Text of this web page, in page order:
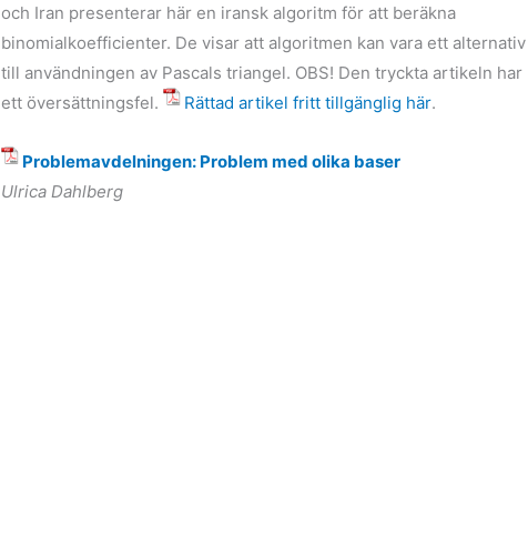
och Iran presenterar här en iransk algoritm för att beräkna
binomialkoefficienter. De visar att algoritmen kan vara ett alternativ
till användningen av Pascals triangel. OBS! Den tryckta artikeln har
ett översättningsfel.
Rättad artikel fritt tillgänglig här.
Problemavdelningen: Problem med olika baser
Ulrica Dahlberg